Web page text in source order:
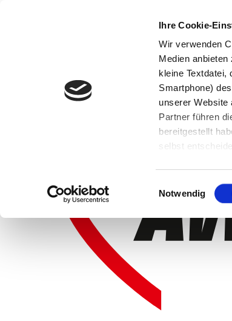
Ihre Cookie-
Wir verwenden
Medien
kleine Textdatei,
Smartphone)
unserer Website
Partner führen
bereitgestellt
selbst
Notwendig